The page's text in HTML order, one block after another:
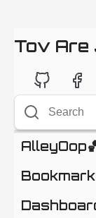
Tov Are